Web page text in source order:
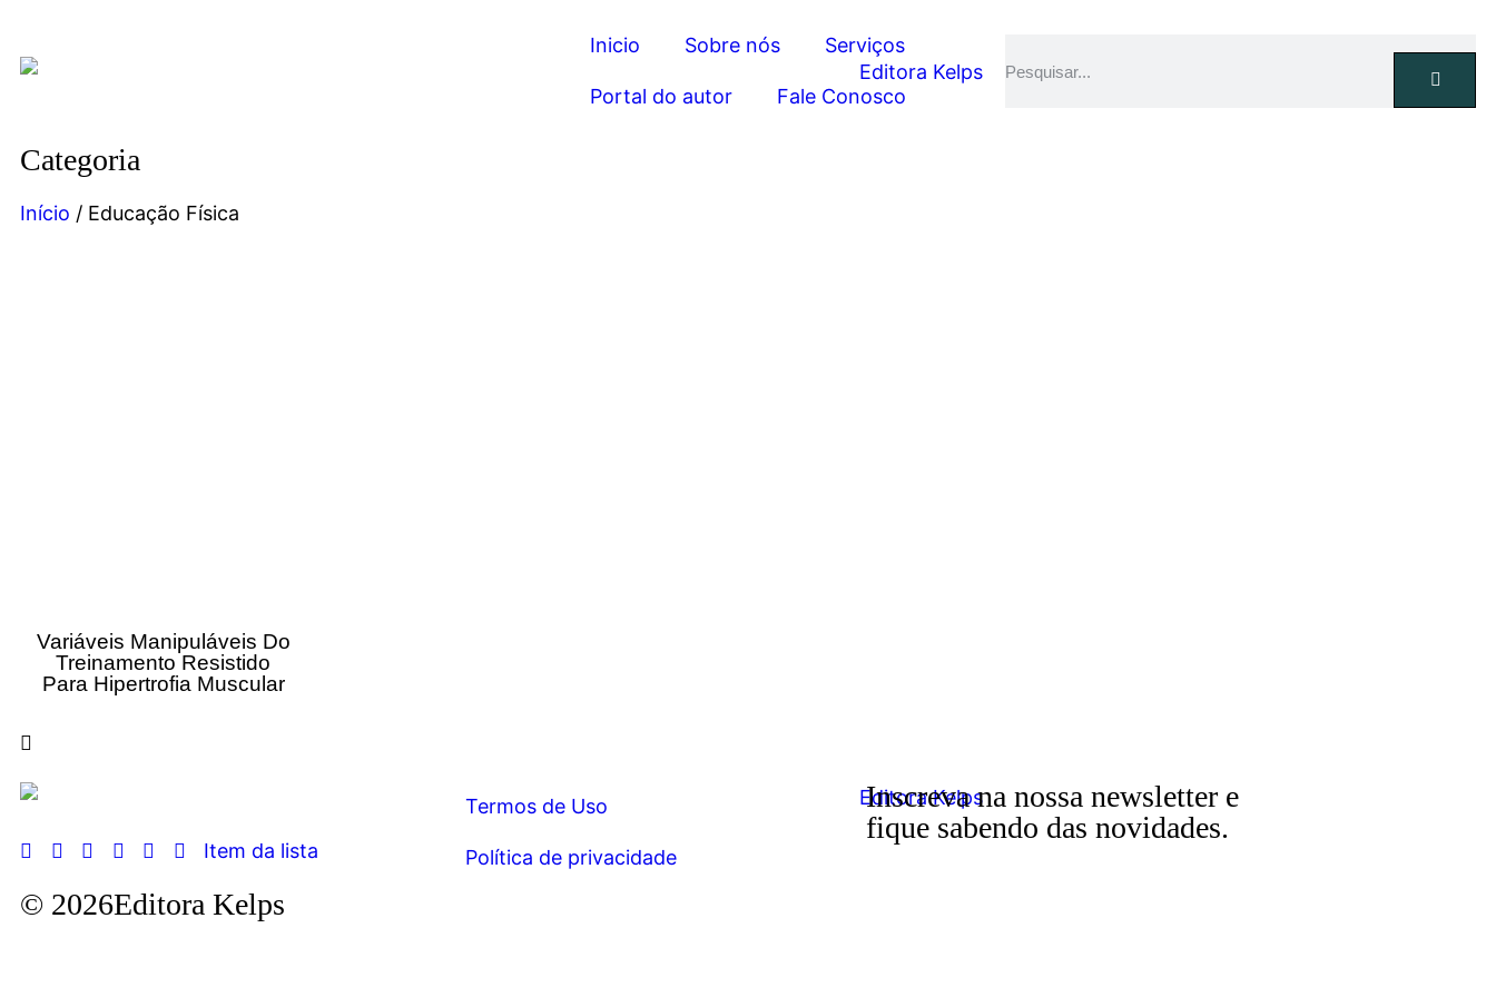
Inicio Sobre nós Serviços
Portal do autor Fale Conosco
Categoria
Início / Educação Física
Variáveis Manipuláveis Do
Treinamento Resistido
Para Hipertrofia Muscular
Item da lista
© 2026Editora Kelps
Termos de Uso
Política de privacidade
Inscreva na nossa newsletter e
fique sabendo das novidades.